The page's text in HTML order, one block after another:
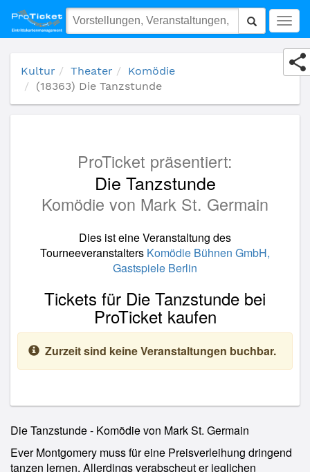
(18363) Die Tanzstunde
Kultur Theater
Komödie
(18363) Die Tanzstunde
ProTicket präsentiert:
Die Tanzstunde
Komödie von Mark St. Germain
Dies ist eine Veranstaltung des
Tourneeveranstalters Komödie Bühnen GmbH,
Gastspiele Berlin
Tickets für Die Tanzstunde bei
ProTicket kaufen
Zurzeit sind keine Veranstaltungen buchbar.
Die Tanzstunde - Komödie von Mark St. Germain
Ever Montgomery muss für eine Preisverleihung dringend
tanzen lernen. Allerdings verabscheut er jeglichen